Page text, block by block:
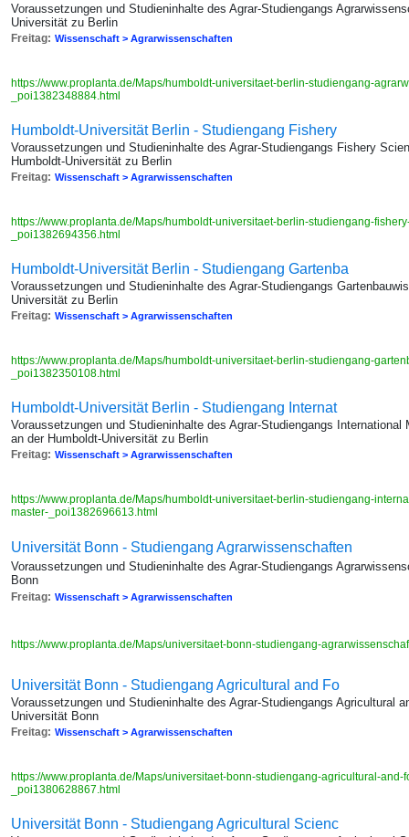
Voraussetzungen und Studieninhalte des Agrar-Studiengangs
Universität zu Berlin
Freitag: Wissenschaft > Agrarwissenschaften
https://www.proplanta.de/Maps/humboldt-universitaet-berlin-studiengang-
_poi1382348884.html
Humboldt-Universität Berlin - Studiengang Fishery
Voraussetzungen und Studieninhalte des Agrar-Studiengangs Fishery
Humboldt-Universität zu Berlin
Freitag: Wissenschaft > Agrarwissenschaften
https://www.proplanta.de/Maps/humboldt-universitaet-berlin-studiengang-
_poi1382694356.html
Humboldt-Universität Berlin - Studiengang Gartenba
Voraussetzungen und Studieninhalte des Agrar-Studiengangs
Universität zu Berlin
Freitag: Wissenschaft > Agrarwissenschaften
https://www.proplanta.de/Maps/humboldt-universitaet-berlin-studiengang-
_poi1382350108.html
Humboldt-Universität Berlin - Studiengang Internat
Voraussetzungen und Studieninhalte des Agrar-Studiengangs
an der Humboldt-Universität zu Berlin
Freitag: Wissenschaft > Agrarwissenschaften
https://www.proplanta.de/Maps/humboldt-universitaet-berlin-studiengang-
master-_poi1382696613.html
Universität Bonn - Studiengang Agrarwissenschaften
Voraussetzungen und Studieninhalte des Agrar-Studiengangs
Bonn
Freitag: Wissenschaft > Agrarwissenschaften
https://www.proplanta.de/Maps/universitaet-bonn-studiengang-
Universität Bonn - Studiengang Agricultural and Fo
Voraussetzungen und Studieninhalte des Agrar-Studiengangs Agricultural
Universität Bonn
Freitag: Wissenschaft > Agrarwissenschaften
https://www.proplanta.de/Maps/universitaet-bonn-studiengang-agricultural-and-
_poi1380628867.html
Universität Bonn - Studiengang Agricultural Scienc